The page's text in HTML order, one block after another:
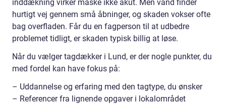
inddækning virker måske ikke akut. Men vand finder
hurtigt vej gennem små åbninger, og skaden vokser ofte
bag overfladen. Får du en fagperson til at udbedre
problemet tidligt, er skaden typisk billig at løse.
Når du vælger tagdækker i Lund, er der nogle punkter, du
med fordel kan have fokus på:
– Uddannelse og erfaring med den tagtype, du ønsker
– Referencer fra lignende opgaver i lokalområdet